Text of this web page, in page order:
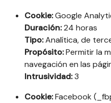
Cookie:Google
Duración:24 horas
Tipo:Analítica, de
Propósito:Permitir la
navegación en las
Intrusividad:3
Cookie:Facebook